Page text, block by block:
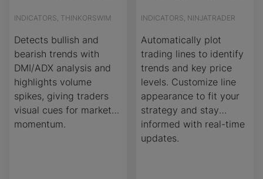
INDICATORS, THINKORSWIM
Detects bullish and
bearish trends with
DMI/ADX analysis and
highlights volume
spikes, giving traders
visual cues for market
momentum.
INDICATORS, NINJATRADER
Automatically plot
trading lines to identify
trends and key price
levels. Customize line
appearance to fit your
strategy and stay
informed with real-time
updates.